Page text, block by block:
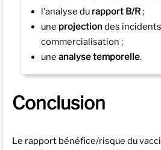
l’analyse du rapport B/R;
une projectiondes
commercialisation ;
uneanalyse temporelle.
Conclusion
Le rapport bénéfice/risque du